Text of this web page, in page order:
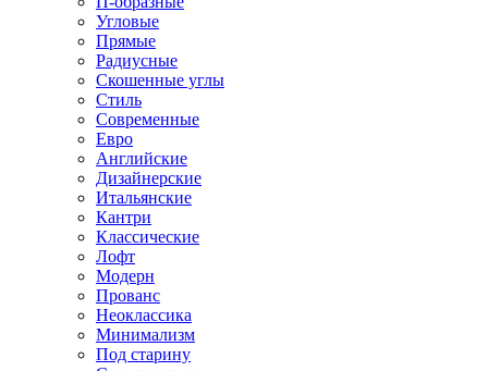
Угловые
Прямые
Радиусные
Скошенные углы
Стиль
Современные
Евро
Английские
Дизайнерские
Итальянские
Кантри
Классические
Лофт
Модерн
Прованс
Неоклассика
Минимализм
Под старину